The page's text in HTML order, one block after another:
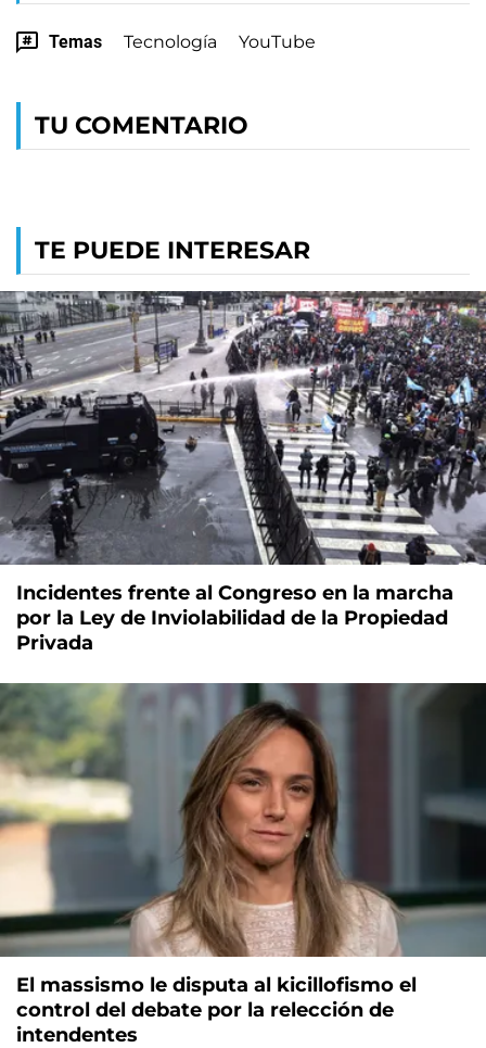
Temas Tecnología YouTube
TU COMENTARIO
TE PUEDE INTERESAR
Incidentes frente al Congreso en la marcha
por la Ley de Inviolabilidad de la Propiedad
Privada
El massismo le disputa al kicillofismo el
control del debate por la relección de
intendentes